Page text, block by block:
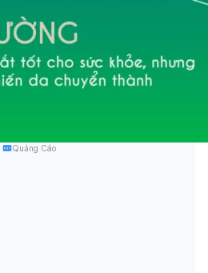
Quảng Cáo